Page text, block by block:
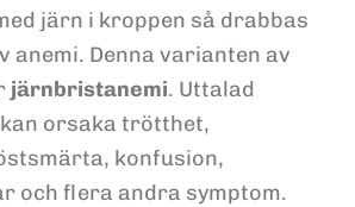
järn i kroppen så drabbas
anemi. Denna varianten av
järnbristanemi. Uttalad
orsaka trötthet,
konfusion,
och flera andra symptom.